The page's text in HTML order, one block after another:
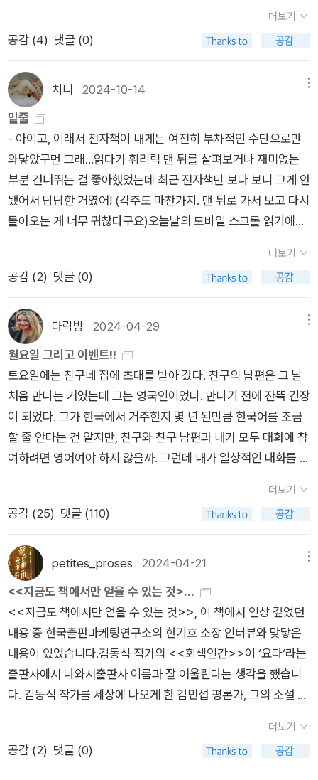
보, 정확한 정보가 거기, 책에 있다고. 책이야말로 정보의 순도가
높다고 말이다.그뿐인가. 책은 지식을 얻는 최고의 수단이며 심지
어 읽는 동안 광고에 눈을 뺏기지 않아도 된다. 깊은 생각을 할 수
있도록 도와주고 하나를 얻으려고 펼쳤다가 곁가지로 뻗어가는
수많은 다른 것들을 얻도록 도와주기도 한다. 단순히 하나의 현상
을 보고 그치는게 아니라 왜, 어째서를 더 파고 들어가게 만드는
것은 책이라야 가능하다. 그렇게 책에 대한 예찬에 이어 그 책에
대해 알 수 있는 책의 서문과 그 책들이 잘 정리되어 있는 도서관
까지. 알고자 하는 정보를 얻기 위해 우리가 책을 도구로 삼는다
면 언제나 그 이상을 가져가게 될거라는 거다.여기 어디 틀림이
있을까. 나는 이 모든 책에 대한 말들에 동의한다. 나를 괴롭히는
문제에 대해 답을 구하고 싶다면, 그 때도 역시 책으로 향하면 된
그보다 더 멀리 데려가기도 한다. 때로는 기대하지 않았던 완전히
새로운 길로 나를 데려가기도 한다. 저자의 책에 대한 의견에 모
두 동의하면서 나는 꼭 한가지를 더하고 싶다.그건 책속에 '이야
기'가 있다는 당연한 사실이다. SNS 를 통해 보여지는 단편적인
정보와 혹은 단편적 이미지들을 통해 우리는 그 게시물을 올린 사
람의 인생에 대해 멋대로 추측하게 된다. 그들의 행복과 불행 가
난과 부유함을 순식간에 판단하게 되는거다. 그 사진 뒤에 그 사
람의 기분과 행동이 있고 나아가 삶이 있다는 것까지 볼 수가 없
다. 그러나 책에는 그 뒤에 있는 그 사람의 이야기를 들려준다. '루
를 사랑한다는 걸 알고나서 고통스러워하며 무얼할까 고민하다
감자껍질을 벗기고 또 벗기는 여자가 나온다. 어떤 사람은 감자
껍질을 벗긴다는 단순한 행위에 남편이 떠난 후의 고통을 담았다
는 것을, 그 이야기를 책이 들려줄 수 있는 거다. 책에는 이야기가
있다.정치를 한다는 사람이 장애인의 지하철 시위에 대해 비문명
적이라 말했다는 자극적 기사가 나오면 그에 호응하며 역시 시위
에 참여한 장애인들을 비난하는 목소리가 덧대진다. 그러나 '박경
석'의 [출근길 지하철]을 읽으면, 그 지하철 시위를 하기 전까지
장애인들이 얼마나 오래 수많은 방식으로 싸워왔는지를 알 수 있
다. 그런데 신경 쓰는 사람이 전혀 없었다는 사실도. 기사의 타이
틀만 보고 비난하기는 쉽고 우리는 몰랐을 때 혐오하기 쉽다. 그
러나 행위자의 행동 이면에 그 사람 고유의 이야기가 있었다는 소
주지는 않는다. 우리가 '왜'를 더 알고 싶다면 책을 펼쳐야 한다.
않는다는 우리의 걱정은 그저 책이라는 매체가 (그 가치에 비해)
기의 끝물을 살아가는 사람들의 호들갑은 아닐까. 김지원의 『지
금도 책에서만 얻을 수 있는 것』은 이처럼 책이 더 이상 가치 있게
여겨지지 않는 시대에 용감하게 책의 ‘쓸모’를 주장하는 책이다.
한데 그 이유가 재밌다. 책은 ‘쓸모’가 없기 때문에 오히려 ‘쓸
모’를 갖는다는 것이다. 오랫동안 《경향신문》에서 인문교양 뉴스
레터 “인스피아”를 발행해온 지은이가 정의하는 책만의 특징은
‘굳이’로 요약할 수 있다. 요즘처럼 타자 몇 번 두드리고 클릭 몇
번만 하면 누구나 글을 쓸 수 있는 시대에, 책은 그걸 ‘굳이’ 엮어
서 일정한 리듬과 질서를 갖게 만든 뒤 종이에 찍어내 물성을 부
은이가 꼽는, “지금도 책에서만 얻을 수 있는 것”들은 적지 않다.
우선 책은 “가치 있는 텍스트를 모은 방주”다. 이때 방주라 함은
내가 찾는 정보만이 아닌, 그야말로 온갖 이야기들이 모여 있는
아카이브란 의미다. 그렇기에 우리는 책을 읽으며 원래는 생각지
못했던, 그러나 혹은 그렇기에 꼭 필요했던 번뜩이는 통찰을 ‘우
연히’ 발견하곤 한다. 알고리즘의 ‘필연성’에 대항하는 책의 ‘우연
성’은 이처럼 당장 필요하지 않은 정보까지 ‘굳이’ 읽는 해찰의 경
험에서 나온다. (이게 내가 발췌독을 하지 않고, 웬만해선 책을 끝
까지 읽으려는 이유이기도 하다.) 언제나 내가 찾으려는 책보다
그 옆에 꽂힌 책에 눈이 가는, 도서관 ‘서가의 법칙’도 마찬가지
다. 책은 ‘읽기’에서도 다른 매체는 줄 수 없는 독특한 경험을 선
사한다. ‘읽기’에서 책이 갖는 가장 큰 특징은, 심지어 ‘읽지 않
없는 간섭과 방해의 연속이다. 비단 엑스 버튼이 어디 있는지 돋
보기를 들이대야 겨우 찾을 수 있는 끝없는 광고의 벽은 말할 것
도 없고, 언론사가 독자의 편의를 위해 마련해둔 온갖 링크 역시
때로는 피곤하게 느껴질 때가 많다. 하지만 책은 이런 간섭 없이
편하게, 어디서나 원하는 페이지에서 펼치고 접을 수 있다. 내키
지 않을 땐 그냥 안 읽으면 그만이다. 요컨대, 적어도 책을 상대
로는, 내가 주도권을 100% 가져가는 폭력적인 관계가 가능하다.
난 솔직히 이게 책을 읽는 가장 강력한 이유 중 하나라고 생각한
다. 솔직히 사람을 상대할 때, 우리는 얼마나 많은 것들을 신경 쓰
혹시 지루해하거나 기분 상하진 않았는지, 내가 뭐 실수한 건 없
는지 강박적으로 되돌아보지 않는가. 책은 그럴 일이 없다. (나는
안 그러지만) 북북 줄을 치거나 모서리를 접어도, 메모를 남겨도,
책집인 〈문화서점〉에서 책을 한가득 장만하고서 품에 안는다. 부
천 〈용서점〉으로 옮긴다. 오늘은 ‘발뺌’을 글머리로 삼아서 우리
가 무엇인지 이야기한다. 《별 다섯 인생》을 오랜만에 되읽는다.
우리는 누구나 읽고 쓰는데, 반갑거나 즐거운 삶도 읽거나 쓰며,
언짢거나 갸우뚱한 삶도 읽거나 쓴다. 빛나거나 사랑스러운 삶을
읽거나 쓰며, 시늉이나 치레뿐인 삶을 읽거나 쓴다. 어느 때에 별
다섯을 매기는지 생각해 본다. 똑같은 책에 나도 나란히 별 다섯
을 매길 수 있으나, 겉훑기라고 여기면 별 하나조차 못 매기고, 도
무지 별 둘조차 못 매기겠구나 싶어도 눈치를 보면서 별 두셋을
붙이기도 한다. 땀값이 깃들지 않은 책은 없지만, 사랑이 흐르지
않는 책은 꽤 많다. 서로 추키면서 글담을 쌓는 책이 갈수록 늘고,
푸르게 숲빛인 책은 갈수록 준다. 살아가는 곳에서 읽고 쓰니까.
종규) : 우리말꽃(국어사전)을 씁니다. “말꽃 짓는 책숲, 숲노
래”라는 이름으로 시골인 전남 고흥에서 서재도서관·책박물관을
꾸립니다. ‘보리 국어사전’ 편집장을 맡았고, ‘이오덕 어른 유
고’를 갈무리했습니다. 《새로 쓰는 말밑 꾸러미 사전》, 《들꽃내음
따라 걷다가 작은책집을 보았습니다》, 《우리말꽃》, 《미래세대를
위한 우리말과 문해력》, 《쉬운 말이 평화》, 《곁말》, 《곁책》, 《새
로 쓰는 말밑 꾸러미 사전》, 《새로 쓰는 비슷한말 꾸러미 사전》,
《새로 쓰는 겹말 꾸러미 사전》, 《새로 쓰는 우리말 꾸러미 사전》,
움》, 《숲에서 살려낸 우리말》, 《마을에서 살려낸 우리말》, 《읽는
e
더보기
공감 (4) 댓글 (0)
치니 2024-10-14
밑줄
- 아이고, 이래서 전자책이 내게는 여전히 부차적인 수단으로만
와닿았구먼 그래...읽다가 휘리릭 맨 뒤를 살펴보거나 재미없는
부분 건너뛰는 걸 좋아했었는데 최근 전자책만 보다 보니 그게 안
됐어서 답답한 거였어! (각주도 마찬가지. 맨 뒤로 가서 보고 다시
돌아오는 게 너무 귀찮다구요)오늘날의 모바일 스크롤 읽기에선
며, 스크롤 읽기는 오늘날의 종이책보다는 수천 년 전 두루마리
펼쳐 읽기에 가까운 경험이다. - 맞아, 때때로 작가에게 빚진 기분
고 도서나 입문서·논픽션의 경우 빛을 발하는데, 정보 가공 및 생
산자의 입장에 국한해 보더라도 책만큼 ‘대단한 가성비’를 지닌
매체는 좀처럼 찾아보기 힘들다. 나는 부지런한 학자·기자 들이
어떤 주제에 대해 심도 깊은 조사와 연구를 거쳐 쓴 책을 보면 누
가 나 대신 취재를 해서 ‘엑기스’만 추출해 담아 놓은, 분에 넘치
는 선물꾸러미를 받아 안은 기분이 들기도 한다. 특히 그 책이 내
가 오래도록 품었던 질문을 건드리고 있다면, 그 책의 가치는 감
히 환산하기 어렵다. 독자에게 말을 걸겠다는 마음으로 쓰인 글은
비록 어렵더라도, 왠지 모르게 어떻게 해서든 더 읽고 싶다는 마
음이 들게 한다. 이런 글이야말로 ‘읽을 수 있는’ 텍스트의 본질일
읽고 싶은 마음이 들게 써라’와 다름없다. 정말로 내가 읽고 싶은
마음이 드는 글은 검색을 하고 사전을 찾아서라도 읽게 된다. 단
순히 평이한 단어를 쓰고 존댓말을 쓴다고 해서 읽고 싶은 글이
되는 것이 아니다. 반드시 상대방에게 직접 말을 거는 방식의 글
쓰기여야 한다. 배우 이청아는 문예지 『릿터』와의 인터뷰에서 종
이책을 읽는 이유에 대해 “광고 없이 글을 읽을 수 있어서”라고
답했다. 세스 고딘은 “어떤 서비스가 무료라면 당신이 상품이라
는 의미”라고 말했다. 음, 근데 중반까지만 읽기로 했다, 이 책은.
더보기
공감 (2) 댓글 (0)
다락방 2024-04-29
월요일 그리고 이벤트!!
토요일에는 친구네 집에 초대를 받아 갔다. 친구의 남편은 그 날
처음 만나는 거였는데 그는 영국인이었다. 만나기 전에 잔뜩 긴장
이 되었다. 그가 한국에서 거주한지 몇 년 된만큼 한국어를 조금
할 줄 안다는 건 알지만, 친구와 친구 남편과 내가 모두 대화에 참
여하려면 영어여야 하지 않을까. 그런데 내가 일상적인 대화를 할
서 미리 친구에게 '네가 통역은 해줄거지' 물었더랬다. 그런데, 이
통역이란 것이 해주다 보면 시간차가 발생하고 통역하기 전까지
래서 내가 직접 대화에 참여해야 세 명 동시 대화가 가능할 것 같
은데, 나의 영어란...집에 도착해 내가 준비한 선물을 내밀고 집
구경을 조금 한 뒤에 우리는 스파클링 와인을 함께 마셨다. 영어
생활자가 아닌 나는 너무나 영어를 말하기가 어색했고 그런데 말
하지 않는 것도 어색했다. 분명 영어생활자가 우리와 함께 있는데
영어를 말하지 않음에서 오는 어색함.. 그래서 조금씩 영어를 쓰
려고 노력해보긴 했는데, 영어는 내가 한국말을 할 때처럼 쉽게
나와주질 않았다. 머릿속에서 말하고 싶은 문장은 이미 완성되어
있는데 그것이 영어로 제대로 나오지를 않고, 단어는 틀리고 아주
그냥 엉망진창이 되는거다. 좋아하는 작가의 얘기를 비롯해 여러
더보기
공감 (25) 댓글 (110)
petites_proses 2024-04-21
<<지금도 책에서만 얻을 수 있는 것>...
<<지금도 책에서만 얻을 수 있는 것>>, 이 책에서 인상 깊었던
내용 중 한국출판마케팅연구소의 한기호 소장 인터뷰와 맞닿은
내용이 있었습니다.김동식 작가의 <<회색인간>>이 ‘요다‘라는
출판사에서 나와서출판사 이름과 잘 어울린다는 생각을 했습니
다. 김동식 작가를 세상에 나오게 한 김민섭 평론가, 그의 소설 6
한기호 소장이 운영하는 여러 출판사 중 하나라고 합니다. 한기로
소장은 창비에서 <<나의 문화 유산 답사기>>, <<나는 빠리의
더보기
공감 (2) 댓글 (0)